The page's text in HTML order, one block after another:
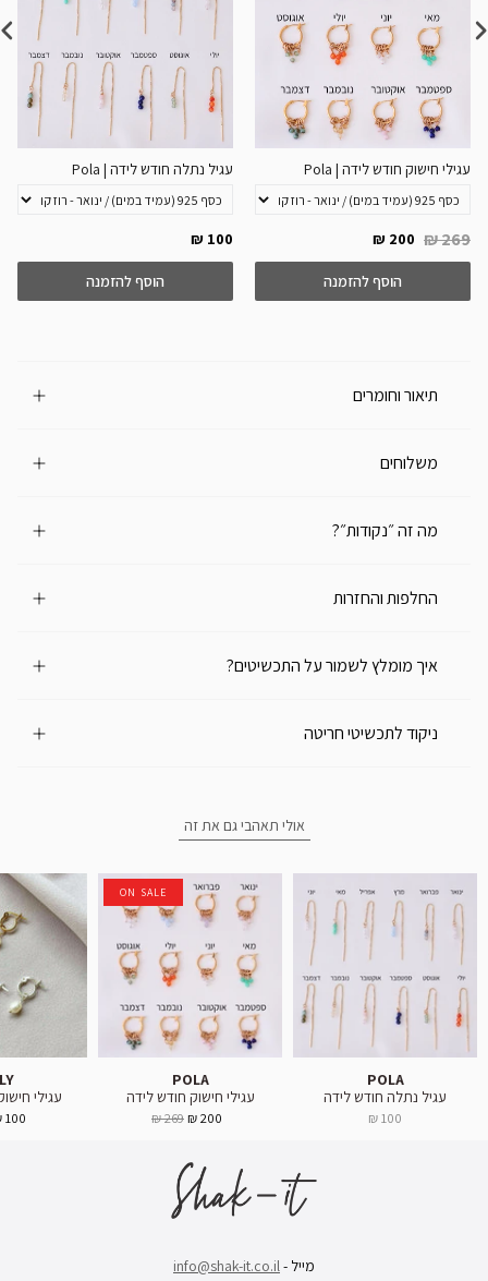
עגילי חישוק חודש לידה | Pola
200 ₪ 269 ₪
הוסף להזמנה
עגיל נתלה חודש לידה | Pola
100 ₪
הוסף להזמנה
תיאור וחומרים
משלוחים
מה זה ״נקודות״?
החלפות והחזרות
איך מומלץ לשמור על התכשיטים?
ניקוד לתכשיטי חריטה
אולי תאהבי גם את זה
POLA
עגיל נתלה חודש לידה
100 ₪
ON SALE
POLA
עגילי חישוק חודש לידה
200 ₪
269 ₪
עגילי חישוק
100 ₪
מייל - info@shak-it.co.il